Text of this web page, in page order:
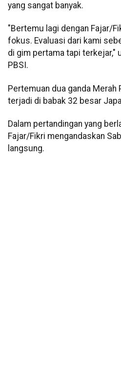
yang sangat banyak.
"Bertemu lagi dengan Fajar/
fokus. Evaluasi dari kami
di gim pertama tapi terkejar,"
PBSI.
Pertemuan dua ganda Merah
terjadi di babak 32 besar
Dalam pertandingan yang
Fajar/Fikri mengandaskan
langsung.